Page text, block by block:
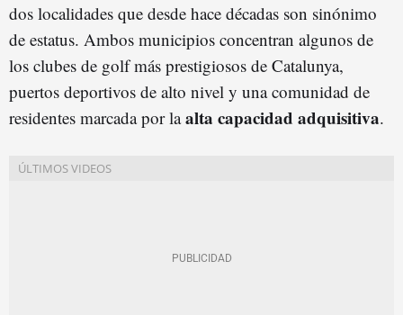
dos localidades que desde hace décadas son sinónimo
de estatus. Ambos municipios concentran algunos de
los clubes de golf más prestigiosos de Catalunya,
puertos deportivos de alto nivel y una comunidad de
residentes marcada por laalta capacidad adquisitiva.